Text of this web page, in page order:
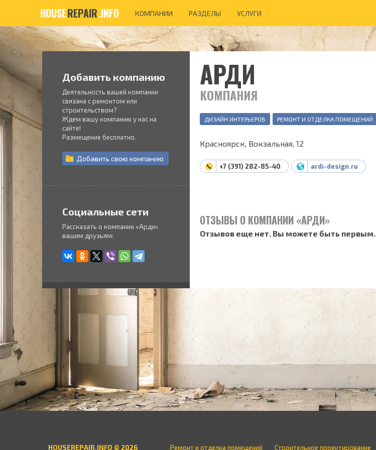
HOUSEREPAIR.INFO КОМПАНИИ РАЗДЕЛЫ УСЛУГИ
Добавить компанию
Деятельность вашей компании
связана с ремонтом или
строительством?
Ждем вашу компанию у нас на
сайте!
Размещение бесплатно.
Добавить свою компанию
Социальные сети
Рассказать о компании «Арди»
вашим друзьям:
АРДИ
КОМПАНИЯ
ДИЗАЙН ИНТЕРЬЕРОВ РЕМОНТ И ОТДЕЛКА ПОМЕЩЕНИЙ
Красноярск, Вокзальная, 12
+7 (391) 282-85-40 ardi-design.ru
ОТЗЫВЫ О КОМПАНИИ «АРДИ»
Отзывов еще нет. Вы можете быть первым.
HOUSEREPAIR.INFO © 2026 Ремонт и отделка помещений Строительное проектирование